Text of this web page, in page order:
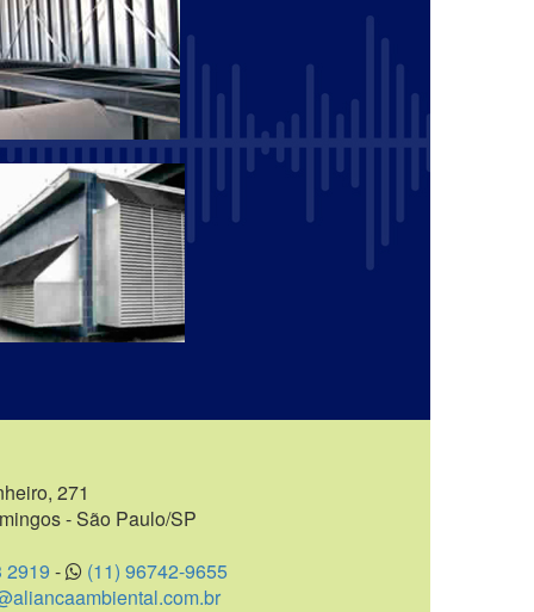
271
- São Paulo/SP
2919 -
(11) 96742-9655